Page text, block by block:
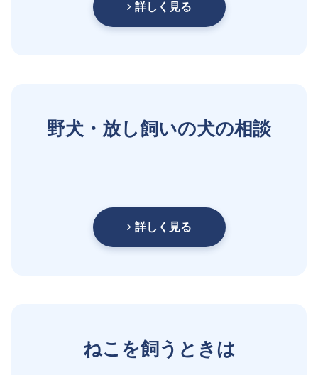
詳しく見る
野犬・放し飼いの犬の相談
詳しく見る
ねこを飼うときは